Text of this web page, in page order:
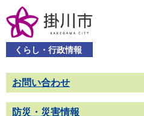
くらし・行政情報
お問い合わせ
防災・災害情報